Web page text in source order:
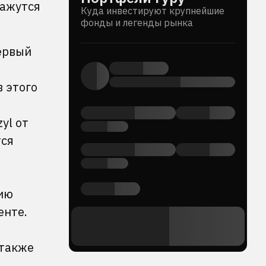
этого
от
Куда инвестируют крупнейшие
фонды и легенды рынка